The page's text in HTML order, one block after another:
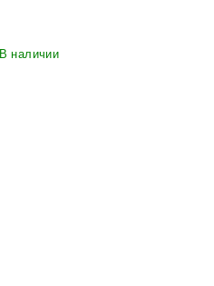
В наличии